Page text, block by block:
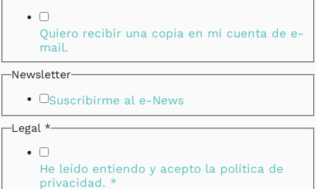
Quiero recibir una copia en mi cuenta de e-
mail.
Newsletter
Suscribirme al e-News
Legal *
He leído entiendo y acepto la política de
privacidad. *